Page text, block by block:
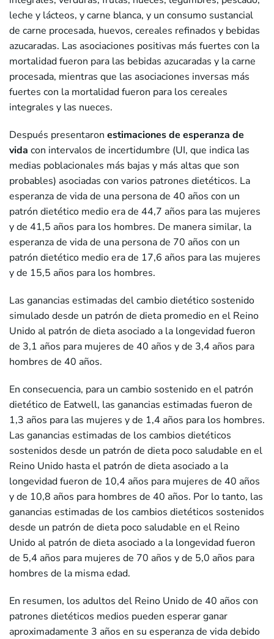
leche y lácteos, y carne blanca, y un consumo sustancial
de carne procesada, huevos, cereales refinados y bebidas
azucaradas. Las asociaciones positivas más fuertes con la
mortalidad fueron para las bebidas azucaradas y la carne
procesada, mientras que las asociaciones inversas más
fuertes con la mortalidad fueron para los cereales
integrales y las nueces.
Después presentaron estimaciones de esperanza de
vida con intervalos de incertidumbre (UI, que indica las
medias poblacionales más bajas y más altas que son
probables) asociadas con varios patrones dietéticos. La
esperanza de vida de una persona de 40 años con un
patrón dietético medio era de 44,7 años para las mujeres
y de 41,5 años para los hombres. De manera similar, la
esperanza de vida de una persona de 70 años con un
patrón dietético medio era de 17,6 años para las mujeres
y de 15,5 años para los hombres.
Las ganancias estimadas del cambio dietético sostenido
simulado desde un patrón de dieta promedio en el Reino
Unido al patrón de dieta asociado a la longevidad fueron
de 3,1 años para mujeres de 40 años y de 3,4 años para
hombres de 40 años.
En consecuencia, para un cambio sostenido en el patrón
dietético de Eatwell, las ganancias estimadas fueron de
1,3 años para las mujeres y de 1,4 años para los hombres.
Las ganancias estimadas de los cambios dietéticos
sostenidos desde un patrón de dieta poco saludable en el
Reino Unido hasta el patrón de dieta asociado a la
longevidad fueron de 10,4 años para mujeres de 40 años
y de 10,8 años para hombres de 40 años. Por lo tanto, las
ganancias estimadas de los cambios dietéticos sostenidos
desde un patrón de dieta poco saludable en el Reino
Unido al patrón de dieta asociado a la longevidad fueron
de 5,4 años para mujeres de 70 años y de 5,0 años para
hombres de la misma edad.
En resumen, los adultos del Reino Unido de 40 años con
patrones dietéticos medios pueden esperar ganar
aproximadamente 3 años en su esperanza de vida debido